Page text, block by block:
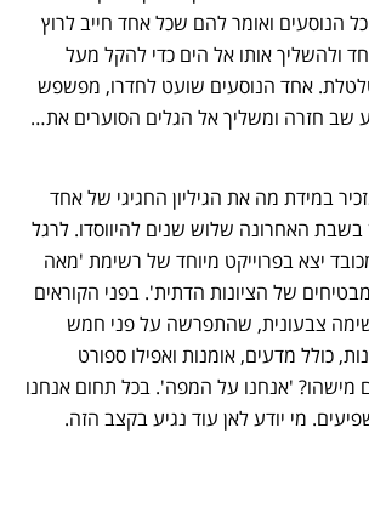
הנוסעים ואומר להם שכל אחד חייב לרוץ
ולהשליך אותו אל הים כדי להקל מעל
אחד הנוסעים שועט לחדרו, מפשפש
שב חזרה ומשליך אל הגלים הסוערים את…
במידת מה את הגיליון החגיגי של אחד
בשבת האחרונה שלוש שנים להיווסדו. לרגל
לגיליון 150 המכובד יצא בפרוייקט מיוחד של רשימת 'מאה
של הציונות הדתית'. בפני הקוראים
צבעונית, שהתפרשה על פני חמש
כולל מדעים, אומנות ואפילו ספורט
מישהו? 'אנחנו על המפה'. בכל תחום אנחנו
מי יודע לאן עוד נגיע בקצב הזה.